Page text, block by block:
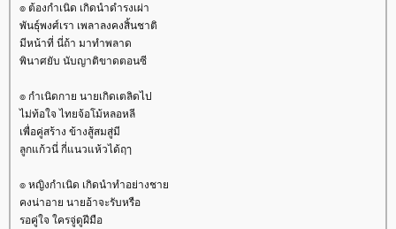
๏ ต้องกำเนิด เกิดนำดำรงเผ่า
พันธุ์พงศ์เรา เพลาลงคงสิ้นชาติ
มีหน้าที่ นี่ถ้า มาทำพลาด
พินาศยับ นับญาติขาดตอนซี
๏ กำเนิดกาย นายเกิดเตลิดไป
ไม่ท้อใจ ไทยจ้อโม้หลอหลี
เพื่อคู่สร้าง ข้างสู้สมสู่มี
ลูกแก้วนี่ กี่แนวแห้วได้ฤๅ
๏ หญิงกำเนิด เกิดนำทำอย่างชา
คงน่าอาย นายอ้าจะรับหรือ
รอคู่ใจ ใครจู่ดูฝีมือ